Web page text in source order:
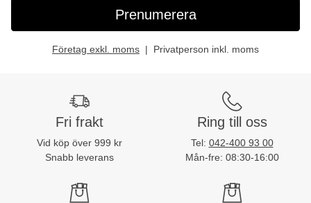
Prenumerera
Företag exkl. moms Privatperson inkl. moms
Fri frakt
Vid köp över 999 kr
Snabb leverans
Ring till oss
Tel: 042-400 93 00
Mån-fre: 08:30-16:00